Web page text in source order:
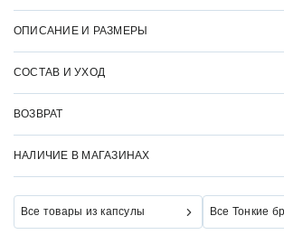
ОПИСАНИЕ И РАЗМЕРЫ
СОСТАВ И УХОД
ВОЗВРАТ
НАЛИЧИЕ В МАГАЗИНАХ
Все товары из капсулы Все Тонкие